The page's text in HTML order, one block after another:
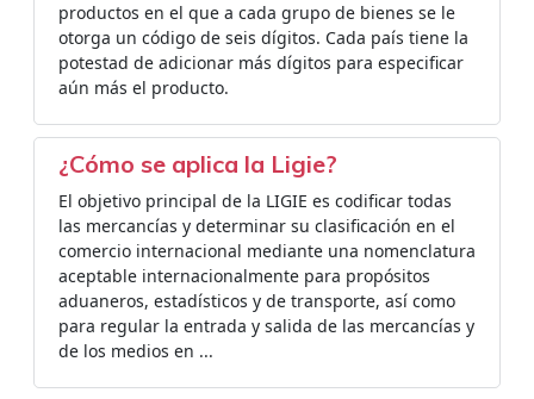
productos en el que a cada grupo de bienes se le
otorga un código de seis dígitos. Cada país tiene la
potestad de adicionar más dígitos para especificar
aún más el producto.
¿Cómo se aplica la Ligie?
El objetivo principal de la LIGIE es codificar todas
las mercancías y determinar su clasificación en el
comercio internacional mediante una nomenclatura
aceptable internacionalmente para propósitos
aduaneros, estadísticos y de transporte, así como
para regular la entrada y salida de las mercancías y
de los medios en ...